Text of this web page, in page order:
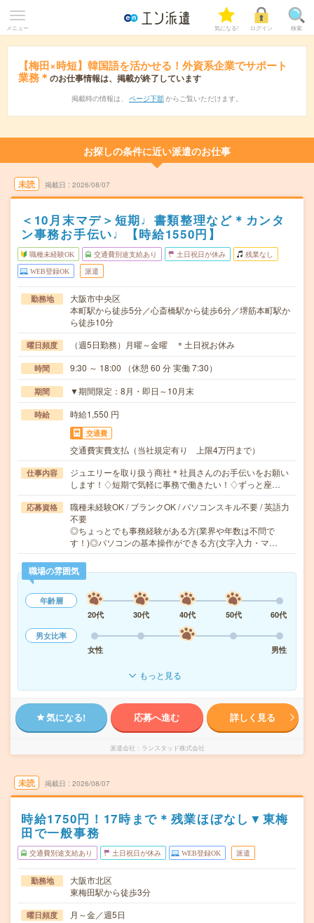
メニュー 気になる! ログイン 検索
【梅田×時短】韓国語を活かせる！外資系企業でサポート
業務＊ のお仕事情報は、掲載が終了しています
掲載時の情報は、 ページ下部 からご覧いただけます。
お探しの条件に近い派遣のお仕事
未読 掲載日 2026/08/07
＜10月末マデ＞短期♩書類整理など＊カンタ
ン事務お手伝い♩【時給1550円】
職種未経験OK 交通費別途支給あり 土日祝日が休み 残業なし
WEB登録OK 派遣
勤務地
大阪市中央区
本町駅から徒歩5分／心斎橋駅から徒歩6分／堺筋本町駅か
ら徒歩10分
曜日頻度 （週5日勤務）月曜～金曜 ＊土日祝お休み
時間 9:30 ～ 18:00 （休憩 60 分 実働 7:30）
期間 ▼期間限定：8月・即日～10月末
時給 時給1,550 円
交通費
交通費実費支払（当社規定有り 上限4万円まで）
仕事内容
ジュエリーを取り扱う商社＊社員さんのお手伝いをお願い
します！♢短期で気軽に事務で働きたい！♢ずっと座…
応募資格
職種未経験OK / ブランクOK / パソコンスキル不要 / 英語力
不要
◎ちょっとでも事務経験がある方(業界や年数は不問で
す！)◎パソコンの基本操作ができる方(文字入力・マ…
職場の雰囲気
年齢層
20代
30代 40代 50代
60代
男女比率
女性
男性
もっと見る
気になる! 応募へ進む 詳しく見る
派遣会社 ランスタッド株式会社
未読 掲載日 2026/08/07
時給1750円！17時まで＊残業ほぼなし▼東梅
田で一般事務
交通費別途支給あり 土日祝日が休み WEB登録OK 派遣
勤務地
大阪市北区
東梅田駅から徒歩3分
曜日頻度 月～金／週5日